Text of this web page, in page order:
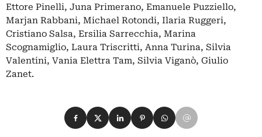
Ettore Pinelli, Juna Primerano, Emanuele Puzziello,
Marjan Rabbani, Michael Rotondi, Ilaria Ruggeri,
Cristiano Salsa, Ersilia Sarrecchia, Marina
Scognamiglio, Laura Triscritti, Anna Turina, Silvia
Valentini, Vania Elettra Tam, Silvia Viganò, Giulio
Zanet.
Condividi su Facebook
Condividi su X
Condividi su LinkedIn
Condividi su Pinterest
Condividi su WhatsApp
Condividi su Email